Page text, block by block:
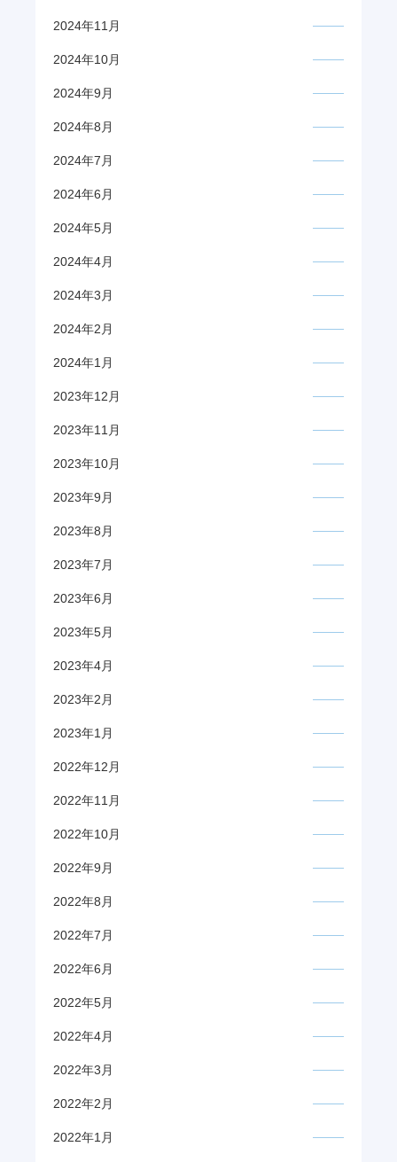
2024年11月
2024年10月
2024年9月
2024年8月
2024年7月
2024年6月
2024年5月
2024年4月
2024年3月
2024年2月
2024年1月
2023年12月
2023年11月
2023年10月
2023年9月
2023年8月
2023年7月
2023年6月
2023年5月
2023年4月
2023年2月
2023年1月
2022年12月
2022年11月
2022年10月
2022年9月
2022年8月
2022年7月
2022年6月
2022年5月
2022年4月
2022年3月
2022年2月
2022年1月